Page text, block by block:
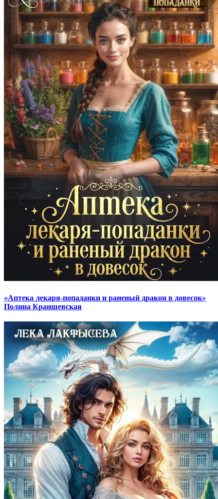
«Аптека лекаря-попаданки и раненый дракон в довесок»
Полина Краншевская